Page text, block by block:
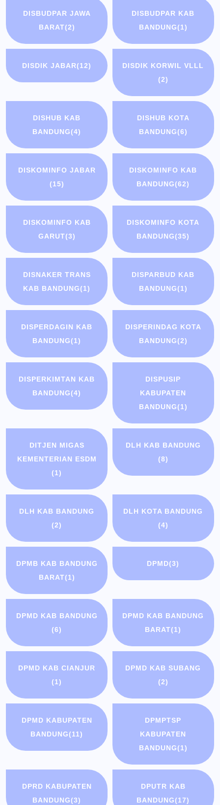
DISBUDPAR JAWA
BARAT(2)
DISBUDPAR KAB
BANDUNG(1)
DISDIK JABAR(12)
DISDIK KORWIL VLLL
(2)
DISHUB KAB
BANDUNG(4)
DISHUB KOTA
BANDUNG(6)
DISKOMINFO JABAR
(15)
DISKOMINFO KAB
BANDUNG(62)
DISKOMINFO KAB
GARUT(3)
DISKOMINFO KOTA
BANDUNG(35)
DISNAKER TRANS
KAB BANDUNG(1)
DISPARBUD KAB
BANDUNG(1)
DISPERDAGIN KAB
BANDUNG(1)
DISPERINDAG KOTA
BANDUNG(2)
DISPERKIMTAN KAB
BANDUNG(4)
DISPUSIP
KABUPATEN
BANDUNG(1)
DITJEN MIGAS
KEMENTERIAN ESDM
(1)
DLH KAB BANDUNG
(8)
DLH KAB BANDUNG
(2)
DLH KOTA BANDUNG
(4)
DPMB KAB BANDUNG
BARAT(1)
DPMD(3)
DPMD KAB BANDUNG
(6)
DPMD KAB BANDUNG
BARAT(1)
DPMD KAB CIANJUR
(1)
DPMD KAB SUBANG
(2)
DPMD KABUPATEN
BANDUNG(11)
DPMPTSP
KABUPATEN
BANDUNG(1)
DPRD KABUPATEN
BANDUNG(3)
DPUTR KAB
BANDUNG(17)